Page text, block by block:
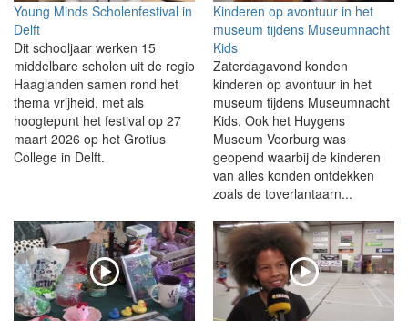
Young Minds Scholenfestival in
Delft
Dit schooljaar werken 15
middelbare scholen uit de regio
Haaglanden samen rond het
thema vrijheid, met als
hoogtepunt het festival op 27
maart 2026 op het Grotius
College in Delft.
Kinderen op avontuur in het
museum tijdens Museumnacht
Kids
Zaterdagavond konden
kinderen op avontuur in het
museum tijdens Museumnacht
Kids. Ook het Huygens
Museum Voorburg was
geopend waarbij de kinderen
van alles konden ontdekken
zoals de toverlantaarn...